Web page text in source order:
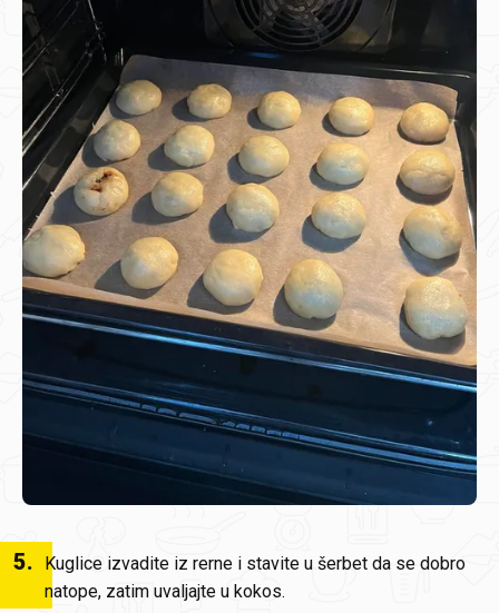
5.
Kuglice izvadite iz rerne i stavite u šerbet da se dobro
natope, zatim uvaljajte u kokos.